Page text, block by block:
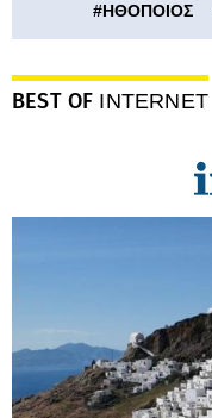
#ΗΘΟΠΟΙΟΣ
BEST OF INTERNET